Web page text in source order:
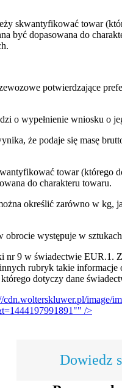
skwantyfikować towar
być dopasowana do
potwierdzające
o wypełnienie wniosku o
że podaje się masę
towar (którego
do charakteru towaru.
określić zarówno w kg,
występuje w
nr 9 w świadectwie EUR.1.
rubryk takie informacje
dotyczy dane
image/
/>
Dowiedz